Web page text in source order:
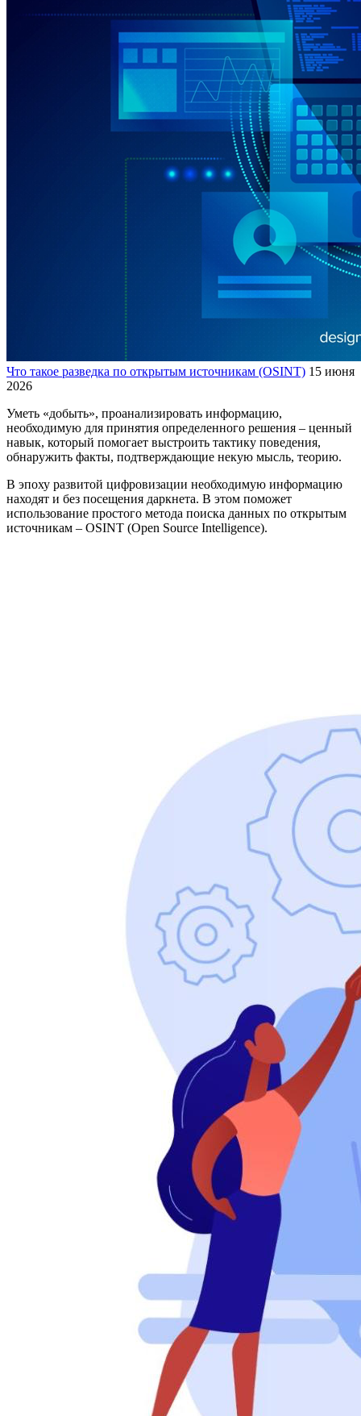
Что такое разведка по открытым источникам (OSINT) 15 июня
2026
Уметь «добыть», проанализировать информацию,
необходимую для принятия определенного решения – ценный
навык, который помогает выстроить тактику поведения,
обнаружить факты, подтверждающие некую мысль, теорию.
В эпоху развитой цифровизации необходимую информацию
находят и без посещения даркнета. В этом поможет
использование простого метода поиска данных по открытым
источникам – OSINT (Open Source Intelligence).